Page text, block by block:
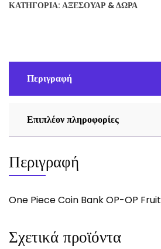
OP-
ΚΑΤΗΓΟΡΊΑ: ΑΞΕΣΟΥΆΡ & ΔΏΡΑ
Περιγραφή
Επιπλέον πληροφορίες
Περιγραφή
One Piece Coin Bank OP-OP Fruit
Σχετικά προϊόντα